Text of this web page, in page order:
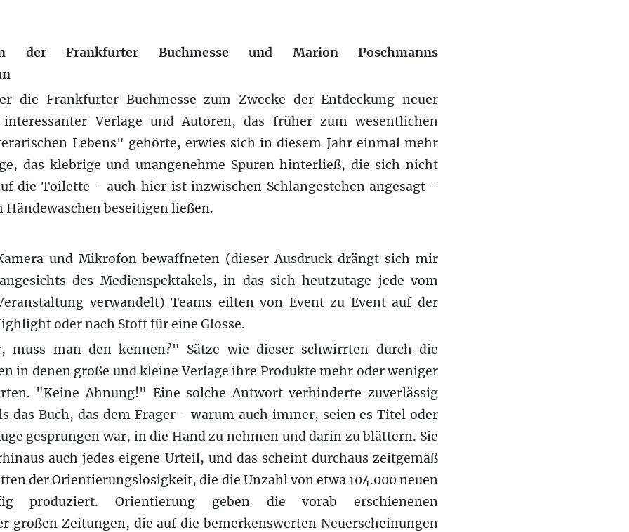
der Frankfurter Buchmesse und Marion Poschmanns
die Frankfurter Buchmesse zum Zwecke der Entdeckung neuer
Verlage und Autoren, das früher zum wesentlichen
Lebens" gehörte, erwies sich in diesem Jahr einmal mehr
das klebrige und unangenehme Spuren hinterließ, die sich nicht
die Toilette - auch hier ist inzwischen Schlangestehen angesagt -
beseitigen ließen.
und Mikrofon bewaffneten (dieser Ausdruck drängt sich mir
des Medienspektakels, in das sich heutzutage jede vom
verwandelt) Teams eilten von Event zu Event auf der
oder nach Stoff für eine Glosse.
muss man den kennen?" Sätze wie dieser schwirrten durch die
in denen große und kleine Verlage ihre Produkte mehr oder weniger
"Keine Ahnung!" Eine solche Antwort verhinderte zuverlässig
das Buch, das dem Frager - warum auch immer, seien es Titel oder
gesprungen war, in die Hand zu nehmen und darin zu blättern. Sie
auch jedes eigene Urteil, und das scheint durchaus zeitgemäß
der Orientierungslosigkeit, die die Unzahl von etwa 104.000 neuen
produziert. Orientierung geben die vorab erschienenen
großen Zeitungen, die auf die bemerkenswerten Neuerscheinungen